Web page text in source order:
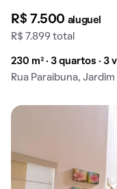
R$ 7.500 aluguel
R$ 7.899 total
230 m² · 3 quartos · 3
Rua Paraibuna,